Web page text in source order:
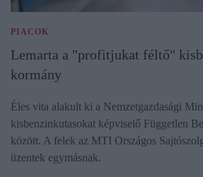
PIACOK
Lemarta a "profitjukat féltő"
kormány
Éles vita alakult ki a Nemzetgazdasági
kisbenzinkutasokat képviselő Független
között. A felek az MTI Országos
üzentek egymásnak.